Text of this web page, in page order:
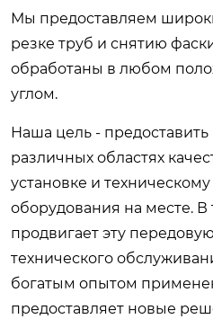
Мы предоставляем
резке труб и снятию
обработаны в любом
углом.
Наша цель - предоставить
различных областях
установке и
оборудования на месте.
продвигает эту
технического
богатым опытом
предоставляет новые